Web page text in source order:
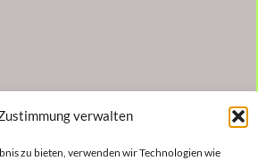
verwalten
zu bieten, verwenden wir Technologien wie